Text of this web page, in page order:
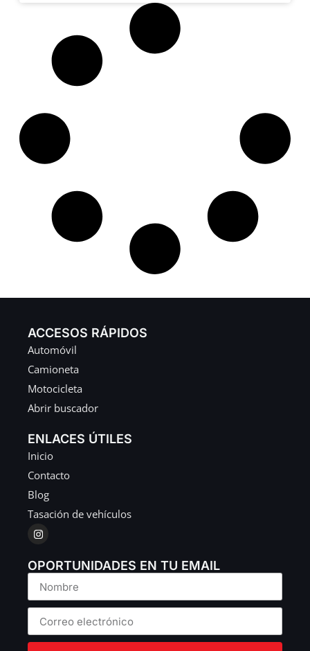
ACCESOS RÁPIDOS
Automóvil
Camioneta
Motocicleta
Abrir buscador
ENLACES ÚTILES
Inicio
Contacto
Blog
Tasación de vehículos
OPORTUNIDADES EN TU EMAIL